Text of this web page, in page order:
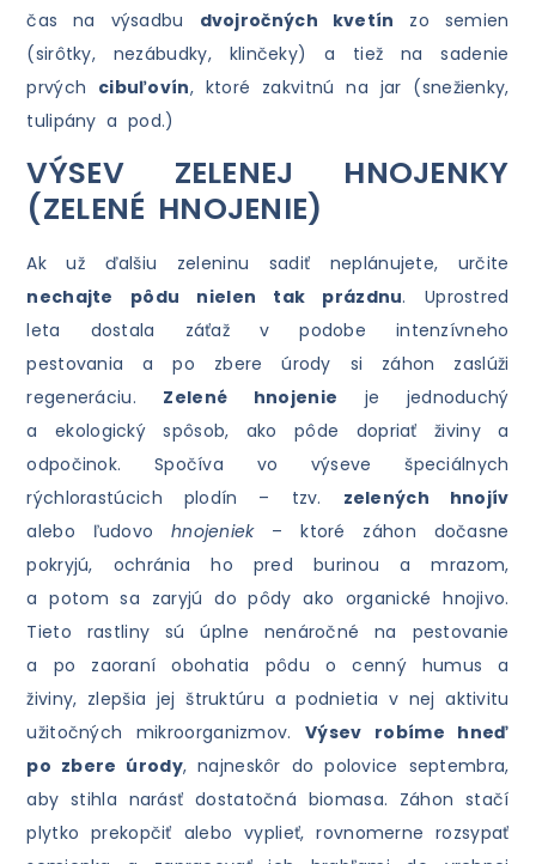
čas na výsadbu dvojročných kvetín zo semien
(sirôtky, nezábudky, klinčeky) a tiež na sadenie
prvých cibuľovín, ktoré zakvitnú na jar (snežienky,
tulipány a pod.)
VÝSEV ZELENEJ HNOJENKY
(ZELENÉ HNOJENIE)
Ak už ďalšiu zeleninu sadiť neplánujete, určite
nechajte pôdu nielen tak prázdnu. Uprostred
leta dostala záťaž v podobe intenzívneho
pestovania a po zbere úrody si záhon zaslúži
regeneráciu. Zelené hnojenie je jednoduchý
a ekologický spôsob, ako pôde dopriať živiny a
odpočinok. Spočíva vo výseve špeciálnych
rýchlorastúcich plodín – tzv. zelených hnojív
alebo ľudovo hnojeniek– ktoré záhon dočasne
pokryjú, ochránia ho pred burinou a mrazom,
a potom sa zaryjú do pôdy ako organické hnojivo.
Tieto rastliny sú úplne nenáročné na pestovanie
a po zaoraní obohatia pôdu o cenný humus a
živiny, zlepšia jej štruktúru a podnietia v nej aktivitu
užitočných mikroorganizmov.Výsev robíme hneď
po zbere úrody, najneskôr do polovice septembra,
aby stihla narásť dostatočná biomasa. Záhon stačí
plytko prekopčiť alebo vyplieť, rovnomerne rozsypať